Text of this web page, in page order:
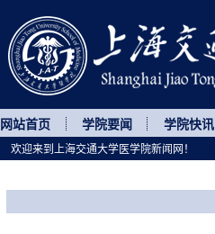
网站首页 学院要闻 学院快讯
欢迎来到上海交通大学医学院新闻网！